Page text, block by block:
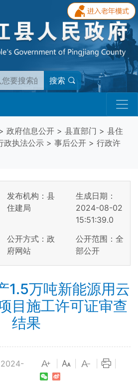
搜索
政府信息公开 > 县直部门 > 县住
政执法公示 > 事后公开 > 行政许
发布机构：县
住建局
生成日期：
2024-08-02
15:51:39.0
公开方式：政
府网站
公开范围：全
部公开
1.5万吨新能源用云
目施工许可证审查
结果
2024-